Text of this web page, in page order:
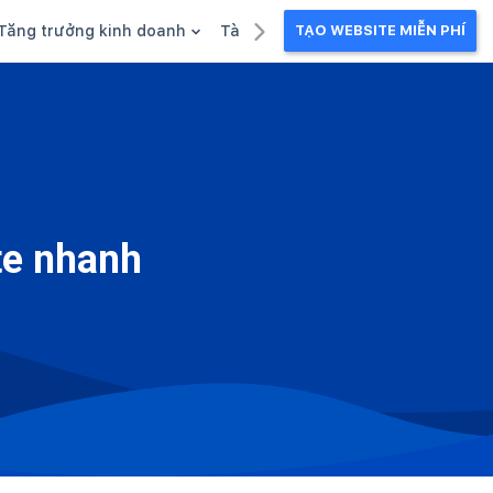
trưởng kinh doanh Tài liệu kinh doanhTẠO WEBSITE MIỄN PHÍ
nhanh